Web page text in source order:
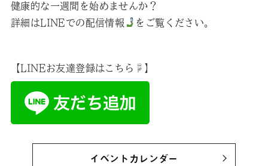
健康的な一週間を始めませんか？
詳細はLINEでの配信情報
をご覧ください。
【LINEお友達登録はこちら☟】
イベントカレンダー